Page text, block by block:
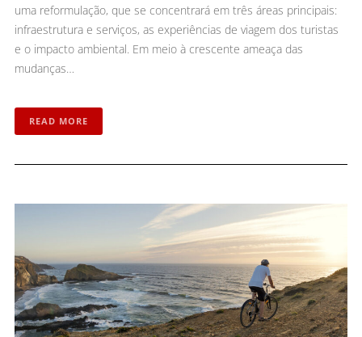
uma reformulação, que se concentrará em três áreas principais:
infraestrutura e serviços, as experiências de viagem dos turistas
e o impacto ambiental. Em meio à crescente ameaça das
mudanças…
READ MORE